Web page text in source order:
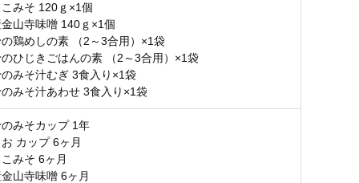
みそ 120ｇ×1個
山寺味噌 140ｇ×1個
鶏めしの素 （2～3合用）×1袋
ひじきごはんの素 （2～3合用）×1袋
みそ汁むぎ 3食入り×1袋
みそ汁あわせ 3食入り×1袋
みそカップ 1年
カップ 6ヶ月
みそ 6ヶ月
山寺味噌 6ヶ月